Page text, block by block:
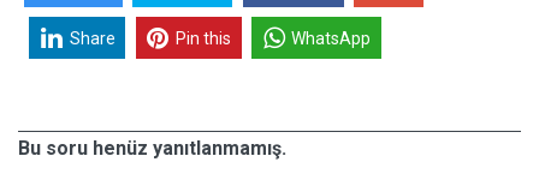
Share Pin this WhatsApp
Bu soru henüz yanıtlanmamış.